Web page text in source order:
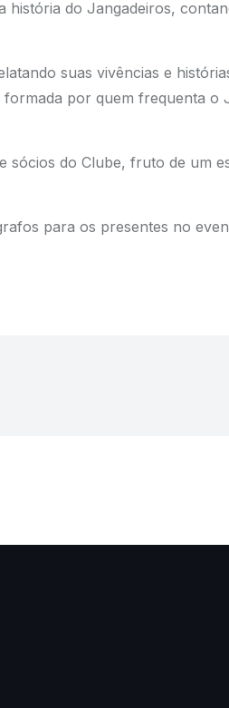
história do Jangadeiros,
suas vivências e
por quem frequenta o
sócios do Clube, fruto de um
para os presentes no